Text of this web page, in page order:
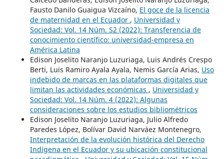
Fausto Danilo Guaigua Vizcaíno, El goce de la licencia
de maternidad en el Ecuador , Universidad y
Sociedad: Vol. 14 Núm. S2 (2022): Transferencia de
conocimiento científico: universidad-empresa en
América Latina
Edison Joselito Naranjo Luzuriaga, Luis Andrés Crespo
Berti, Luis Ramiro Ayala Ayala, Nemis García Arias, Uso
indebido de marcas en las plataformas digitales que
limitan las actividades económicas , Universidad y
Sociedad: Vol. 14 Núm. 4 (2022): Algunas
consideraciones sobre los estudios bibliométricos
Edison Joselito Naranjo Luzuriaga, Julio Alfredo
Paredes López, Bolívar David Narváez Montenegro,
Interpretación de la evolución histórica del Derecho
Indígena en el Ecuador y su ubicación constitucional